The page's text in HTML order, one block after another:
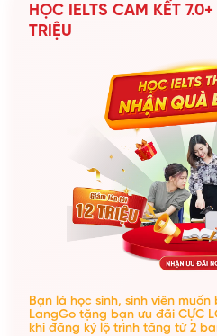
HỌC IELTS CAM KẾT
TRIỆU
Bạn là học sinh, sinh viên
LangGo tặng bạn ưu đãi CỰC
khi đăng ký lộ trình tăng từ 2